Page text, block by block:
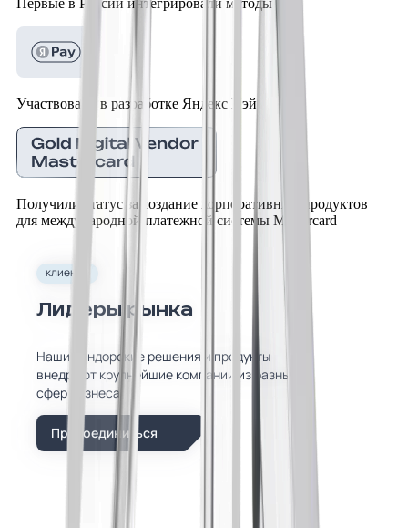
Участвовали в разработке Яндекс Пэй
Получили статус за создание корпоративных продуктов
для международной платежной системы Mastercard
клиенты
Лидеры рынка
Наши вендорские решения и продукты
внедряют крупнейшие компании из разных
сфер бизнеса
Присоединиться